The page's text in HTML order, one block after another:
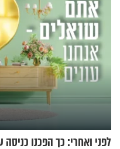
לפני ואחרי: כך הפכנו